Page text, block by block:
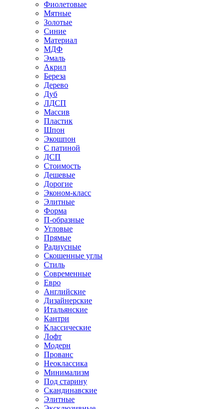
Фиолетовые
Мятные
Золотые
Синие
Материал
МДФ
Эмаль
Акрил
Береза
Дерево
Дуб
ЛДСП
Массив
Пластик
Шпон
Экошпон
С патиной
ДСП
Стоимость
Дешевые
Дорогие
Эконом-класс
Элитные
Форма
П-образные
Угловые
Прямые
Радиусные
Скошенные углы
Стиль
Современные
Евро
Английские
Дизайнерские
Итальянские
Кантри
Классические
Лофт
Модерн
Прованс
Неоклассика
Минимализм
Под старину
Скандинавские
Элитные